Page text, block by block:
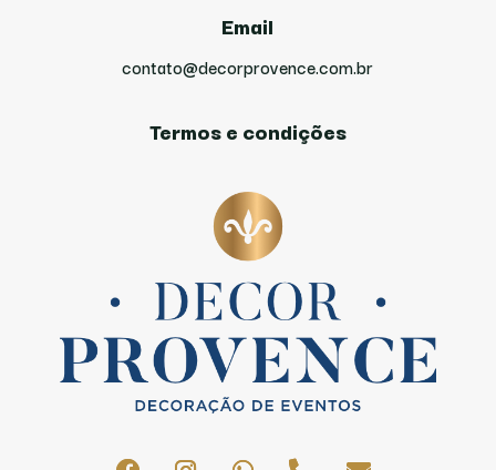
Email
contato@decorprovence.com.br
Termos e condições